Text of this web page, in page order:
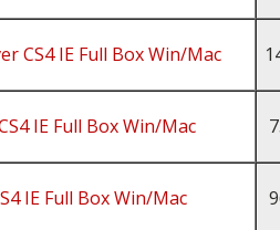
CS4 IE Full Box Win/Mac
IE Full Box Win/Mac
IE Full Box Win/Mac